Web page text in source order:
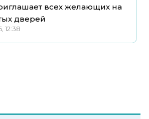
всех желающих на
дверей
12:38